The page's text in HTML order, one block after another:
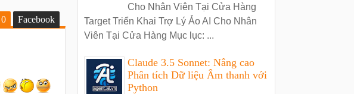
0 Facebook
Cho Nhân Viên Tại Cửa Hàng
Target Triển Khai Trợ Lý Ảo AI Cho Nhân
Viên Tại Cửa Hàng Mục lục: ...
Claude 3.5 Sonnet: Nâng cao
Phân tích Dữ liệu Âm thanh với
Python